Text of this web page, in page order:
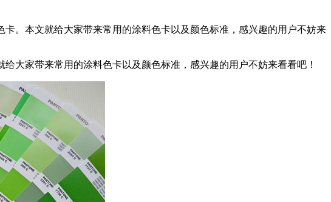
。本文就给大家带来常用的涂料色卡以及颜色标准，感兴趣的用户不妨来
给大家带来常用的涂料色卡以及颜色标准，感兴趣的用户不妨来看看吧！